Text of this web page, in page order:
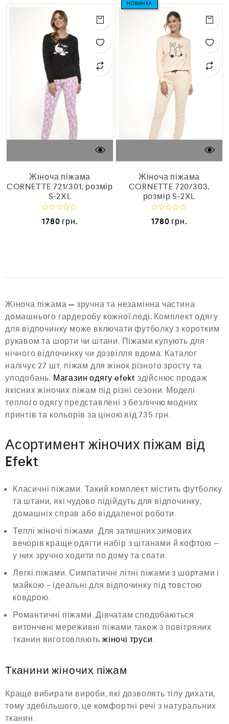
н
о
Жіноча піжама
CORNETTE 721/301, розмір
S-2XL
ц
з
1780 грн.
НОВИНКА
Жіноча піжама
CORNETTE 720/303,
розмір S-2XL
ц
з
1780 грн.
Жіноча піжама — зручна та незамінна частина
домашнього гардеробу кожної леді. Комплект одягу
для відпочинку може включати футболку з коротким
рукавом та шорти чи штани. Піжами купують для
нічного відпочинку чи дозвілля вдома. Каталог
налічує 27 шт. піжам для жінок різного зросту та
уподобань. Магазин одягу efekt здійснює продаж
якісних жіночих піжам під різні сезони. Моделі
теплого одягу представлені з безліччю модних
принтів та кольорів за ціною від 735 грн.
Асортимент жіночих піжам від
Efekt
Класичні піжами. Такий комплект містить футболку
та штани, які чудово підійдуть для відпочинку,
домашніх справ або віддаленої роботи.
Теплі жіночі піжами. Для затишних зимових
вечорів краще одягти набір з штанами й кофтою —
у них зручно ходити по дому та спати.
Легкі піжами. Симпатичні літні піжами з шортами і
майкою – ідеальні для відпочинку під товстою
ковдрою.
Романтичні піжами. Дівчатам сподобаються
витончені мереживні піжами також з повітряних
тканин виготовляютьжіночі труси.
Тканини жіночих піжам
Краще вибирати вироби, які дозволять тілу дихати,
тому здебільшого, це комфортні речі з натуральних
тканин.